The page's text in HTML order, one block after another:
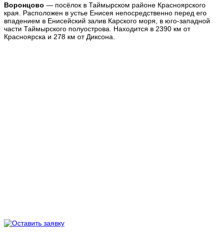
Воронцово — посёлок в Таймырском районе Красноярского
края. Расположен в устье Енисея непосредственно перед его
впадением в Енисейский залив Карского моря, в юго-западной
части Таймырского полуострова. Находится в 2390 км от
Красноярска и 278 км от Диксона.